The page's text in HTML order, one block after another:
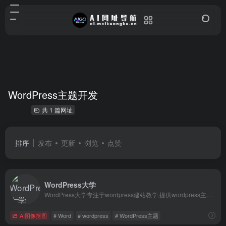
WordPress主题开发
共 1 篇网址
排序 发布 更新 浏览 点赞
WordPress大学
AI图像抠图 # Word # wordpress # WordPress主题